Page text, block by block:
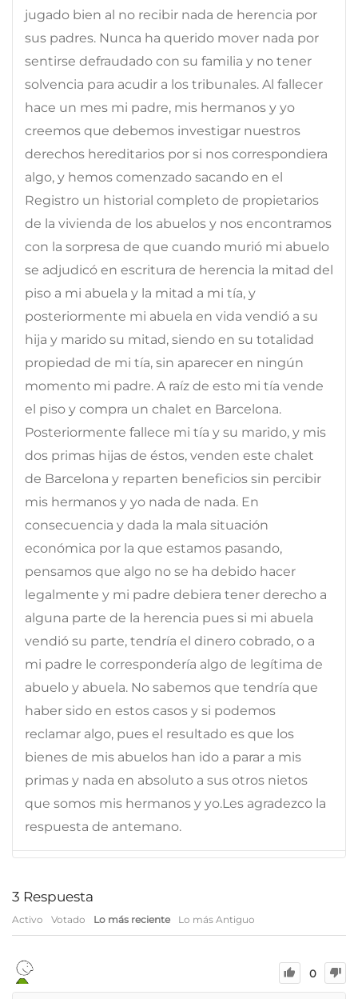
jugado bien al no recibir nada de herencia por
sus padres. Nunca ha querido mover nada por
sentirse defraudado con su familia y no tener
solvencia para acudir a los tribunales. Al fallecer
hace un mes mi padre, mis hermanos y yo
creemos que debemos investigar nuestros
derechos hereditarios por si nos correspondiera
algo, y hemos comenzado sacando en el
Registro un historial completo de propietarios
de la vivienda de los abuelos y nos encontramos
con la sorpresa de que cuando murió mi abuelo
se adjudicó en escritura de herencia la mitad del
piso a mi abuela y la mitad a mi tía, y
posteriormente mi abuela en vida vendió a su
hija y marido su mitad, siendo en su totalidad
propiedad de mi tía, sin aparecer en ningún
momento mi padre. A raíz de esto mi tía vende
el piso y compra un chalet en Barcelona.
Posteriormente fallece mi tía y su marido, y mis
dos primas hijas de éstos, venden este chalet
de Barcelona y reparten beneficios sin percibir
mis hermanos y yo nada de nada. En
consecuencia y dada la mala situación
económica por la que estamos pasando,
pensamos que algo no se ha debido hacer
legalmente y mi padre debiera tener derecho a
alguna parte de la herencia pues si mi abuela
vendió su parte, tendría el dinero cobrado, o a
mi padre le correspondería algo de legítima de
abuelo y abuela. No sabemos que tendría que
haber sido en estos casos y si podemos
reclamar algo, pues el resultado es que los
bienes de mis abuelos han ido a parar a mis
primas y nada en absoluto a sus otros nietos
que somos mis hermanos y yo.Les agradezco la
respuesta de antemano.
3 Respuesta
Activo Votado Lo más reciente Lo más Antiguo
0